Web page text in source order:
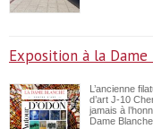
Exposition à la Dame
L’ancienne
d’art J-10
jamais à
Dame